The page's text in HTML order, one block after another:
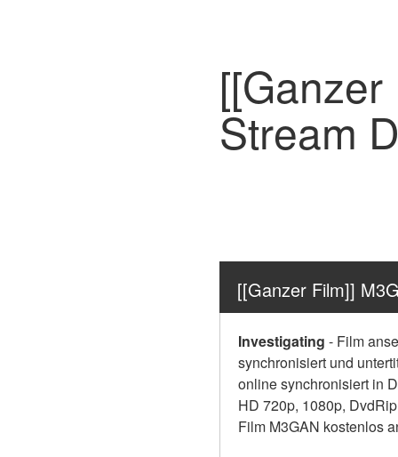
Stream
[[Ganzer Film]]
Investigating - Film
synchronisiert und
online synchronisiert in
HD 720p, 1080p,
Film M3GAN kostenlos